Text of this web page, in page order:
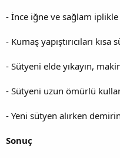
- İnce iğne ve sağlam
- Kumaş yapıştırıcıları
- Sütyeni elde yıkayın,
- Sütyeni uzun ömürlü
- Yeni sütyen alırken
Sonuç